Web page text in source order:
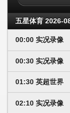
五星体育 2026-
00:00 实况录像
00:30 实况录像
01:30 英超世界
02:10 实况录像